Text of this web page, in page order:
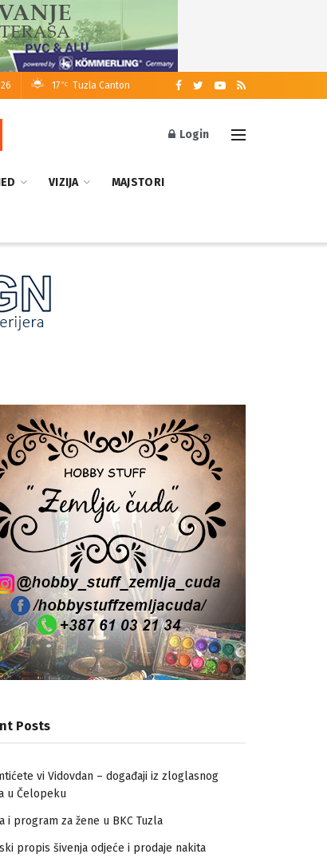
17 °C Tuzla Canton
Login
VIZIJA MAJSTORI
Posts
vi Vidovdan – događaji iz zloglasnog
u Čelopeku
i program za žene u BKC Tuzla
propis šivenja odjeće i prodaje nakita